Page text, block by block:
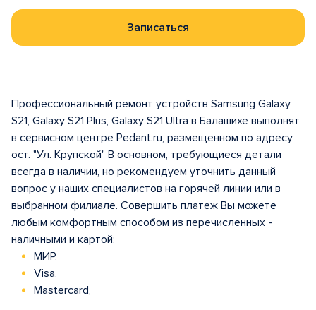
Записаться
Профессиональный ремонт устройств Samsung Galaxy
S21, Galaxy S21 Plus, Galaxy S21 Ultra в Балашихе выполнят
в сервисном центре Pedant.ru, размещенном по адресу
ост. "Ул. Крупской" В основном, требующиеся детали
всегда в наличии, но рекомендуем уточнить данный
вопрос у наших специалистов на горячей линии или в
выбранном филиале. Совершить платеж Вы можете
любым комфортным способом из перечисленных -
наличными и картой:
МИР,
Visa,
Mastercard,